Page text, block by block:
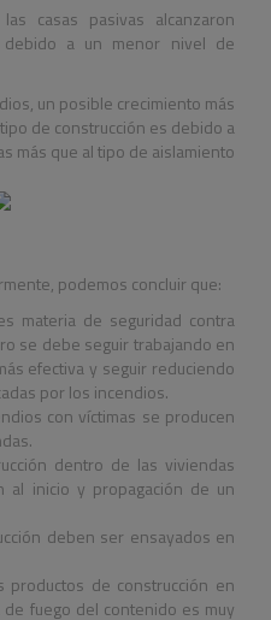
casas pasivas alcanzaron
debido a un menor nivel de
un posible crecimiento más
de construcción es debido a
más que al tipo de aislamiento
podemos concluir que:
materia de seguridad contra
se debe seguir trabajando en
efectiva y seguir reduciendo
por los incendios.
con víctimas se producen
dentro de las viviendas
al inicio y propagación de un
deben ser ensayados en
productos de construcción en
de fuego del contenido es muy